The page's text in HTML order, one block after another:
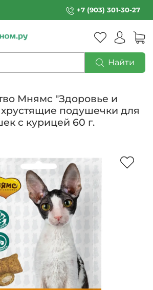
+7 (903) 301-30-27
Найти
Мнямс "Здоровье и
хрустящие подушечки для
с курицей 60 г.